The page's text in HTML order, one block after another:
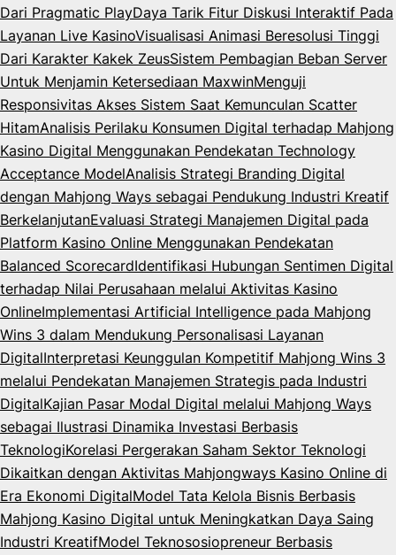
Dari Pragmatic PlayDaya Tarik Fitur Diskusi Interaktif Pada
Layanan Live KasinoVisualisasi Animasi Beresolusi Tinggi
Dari Karakter Kakek ZeusSistem Pembagian Beban Server
Untuk Menjamin Ketersediaan MaxwinMenguji
Responsivitas Akses Sistem Saat Kemunculan Scatter
HitamAnalisis Perilaku Konsumen Digital terhadap Mahjong
Kasino Digital Menggunakan Pendekatan Technology
Acceptance ModelAnalisis Strategi Branding Digital
dengan Mahjong Ways sebagai Pendukung Industri Kreatif
BerkelanjutanEvaluasi Strategi Manajemen Digital pada
Platform Kasino Online Menggunakan Pendekatan
Balanced ScorecardIdentifikasi Hubungan Sentimen Digital
terhadap Nilai Perusahaan melalui Aktivitas Kasino
OnlineImplementasi Artificial Intelligence pada Mahjong
Wins 3 dalam Mendukung Personalisasi Layanan
DigitalInterpretasi Keunggulan Kompetitif Mahjong Wins 3
melalui Pendekatan Manajemen Strategis pada Industri
DigitalKajian Pasar Modal Digital melalui Mahjong Ways
sebagai Ilustrasi Dinamika Investasi Berbasis
TeknologiKorelasi Pergerakan Saham Sektor Teknologi
Dikaitkan dengan Aktivitas Mahjongways Kasino Online di
Era Ekonomi DigitalModel Tata Kelola Bisnis Berbasis
Mahjong Kasino Digital untuk Meningkatkan Daya Saing
Industri KreatifModel Teknososiopreneur Berbasis